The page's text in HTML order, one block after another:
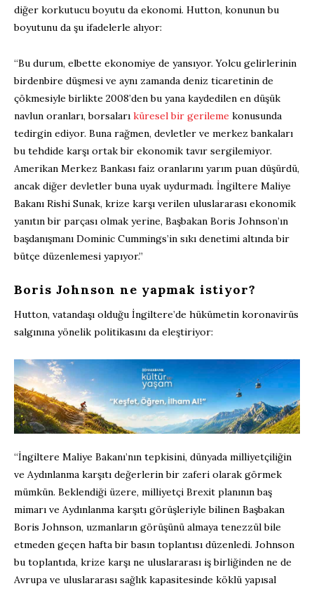
diğer korkutucu boyutu da ekonomi. Hutton, konunun bu
boyutunu da şu ifadelerle alıyor:
“Bu durum, elbette ekonomiye de yansıyor. Yolcu gelirlerinin
birdenbire düşmesi ve aynı zamanda deniz ticaretinin de
çökmesiyle birlikte 2008’den bu yana kaydedilen en düşük
navlun oranları, borsaları küresel bir gerileme konusunda
tedirgin ediyor. Buna rağmen, devletler ve merkez bankaları
bu tehdide karşı ortak bir ekonomik tavır sergilemiyor.
Amerikan Merkez Bankası faiz oranlarını yarım puan düşürdü,
ancak diğer devletler buna uyak uydurmadı. İngiltere Maliye
Bakanı Rishi Sunak, krize karşı verilen uluslararası ekonomik
yanıtın bir parçası olmak yerine, Başbakan Boris Johnson’ın
başdanışmanı Dominic Cummings’in sıkı denetimi altında bir
bütçe düzenlemesi yapıyor.”
Boris Johnson ne yapmak istiyor?
Hutton, vatandaşı olduğu İngiltere’de hükümetin koronavirüs
salgınına yönelik politikasını da eleştiriyor:
“İngiltere Maliye Bakanı’nın tepkisini, dünyada milliyetçiliğin
ve Aydınlanma karşıtı değerlerin bir zaferi olarak görmek
mümkün. Beklendiği üzere, milliyetçi Brexit planının baş
mimarı ve Aydınlanma karşıtı görüşleriyle bilinen Başbakan
Boris Johnson, uzmanların görüşünü almaya tenezzül bile
etmeden geçen hafta bir basın toplantısı düzenledi. Johnson
bu toplantıda, krize karşı ne uluslararası iş birliğinden ne de
Avrupa ve uluslararası sağlık kapasitesinde köklü yapısal